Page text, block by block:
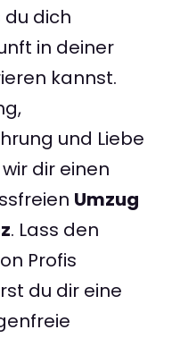
du dich
in deiner
kannst.
und Liebe
dir einen
Umzug
. Lass den
Profis
du dir eine